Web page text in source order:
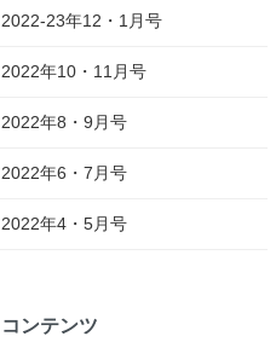
2022-23年12・1月号
2022年10・11月号
2022年8・9月号
2022年6・7月号
2022年4・5月号
コンテンツ